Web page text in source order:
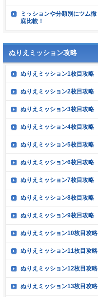
ミッションや分類別にツム徹
底比較！
ぬりえミッション攻略
ぬりえミッション1枚目攻略
ぬりえミッション2枚目攻略
ぬりえミッション3枚目攻略
ぬりえミッション4枚目攻略
ぬりえミッション5枚目攻略
ぬりえミッション6枚目攻略
ぬりえミッション7枚目攻略
ぬりえミッション8枚目攻略
ぬりえミッション9枚目攻略
ぬりえミッション10枚目攻略
ぬりえミッション11枚目攻略
ぬりえミッション12枚目攻略
ぬりえミッション13枚目攻略